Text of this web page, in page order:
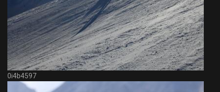
0i4b4597